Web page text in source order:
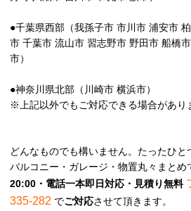
●千葉県西部（我孫子市 市川市 浦安市
市 千葉市 流山市 習志野市 野田市 船橋
市）
●神奈川県北部（川崎市 横浜市）
※上記以外でもご対応できる場合があり
どんなものでも構いません。たったひと
バルコニー・ガレージ・物置丸々まとめ
20:00・電話一本即日対応・見積り無料
335-282 でご対応させて頂きます。